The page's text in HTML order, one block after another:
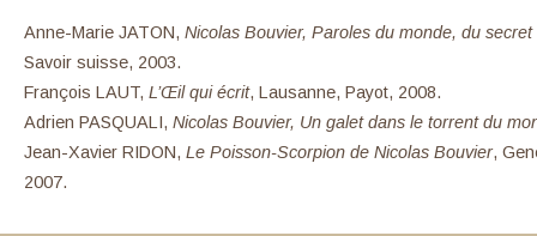
Anne-Marie JATON, Nicolas Bouvier, Paroles du monde, du secret
Savoir suisse, 2003.
François LAUT, L’Œil qui écrit, Lausanne, Payot, 2008.
Adrien PASQUALI, Nicolas Bouvier, Un galet dans le torrent du
Jean-Xavier RIDON, Le Poisson-Scorpion de Nicolas Bouvier,
2007.